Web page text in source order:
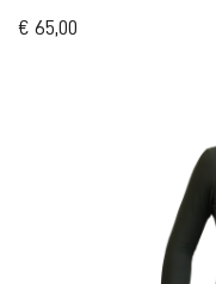
€ 65,00